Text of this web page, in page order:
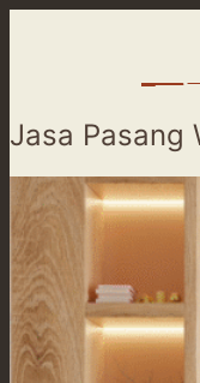
Beranda
Jasa Pasang